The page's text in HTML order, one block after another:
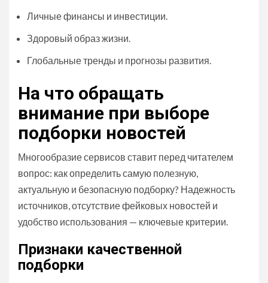
Личные финансы и инвестиции.
Здоровый образ жизни.
Глобальные тренды и прогнозы развития.
На что обращать
внимание при выборе
подборки новостей
Многообразие сервисов ставит перед читателем
вопрос: как определить самую полезную,
актуальную и безопасную подборку? Надежность
источников, отсутствие фейковых новостей и
удобство использования — ключевые критерии.
Признаки качественной
подборки